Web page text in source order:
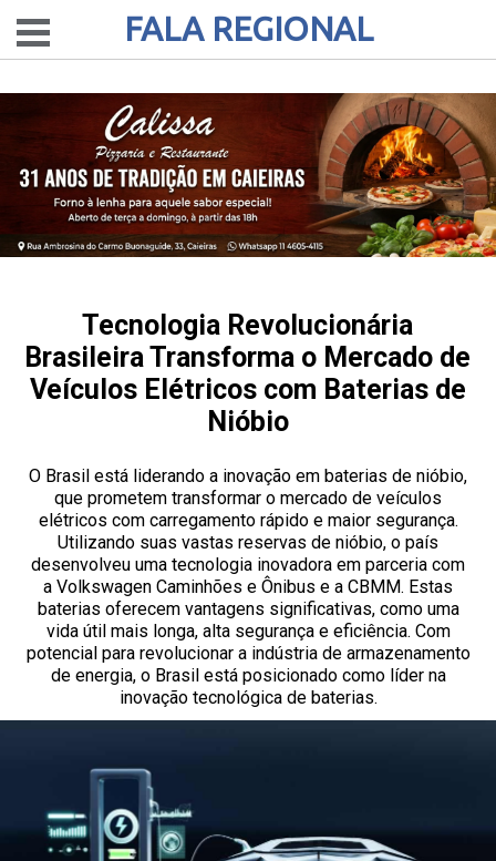
FALA REGIONAL
Tecnologia Revolucionária
Brasileira Transforma o Mercado de
Veículos Elétricos com Baterias de
Nióbio
O Brasil está liderando a inovação em baterias de nióbio,
que prometem transformar o mercado de veículos
elétricos com carregamento rápido e maior segurança.
Utilizando suas vastas reservas de nióbio, o país
desenvolveu uma tecnologia inovadora em parceria com
a Volkswagen Caminhões e Ônibus e a CBMM. Estas
baterias oferecem vantagens significativas, como uma
vida útil mais longa, alta segurança e eficiência. Com
potencial para revolucionar a indústria de armazenamento
de energia, o Brasil está posicionado como líder na
inovação tecnológica de baterias.